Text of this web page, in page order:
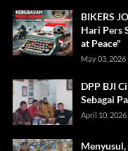
BIKERS
Hari Pers
at Peace"
May 03, 2026
DPP BJI
Sebagai
April 10, 2026